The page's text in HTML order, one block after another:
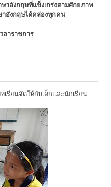
อังกฤษที่แข็งเกร่งตามศักยภาพ
าอังกฤษได้คล่องทุกคน
ลาราชการ
เรียนจัดให้กับเด็กและนักเรียน